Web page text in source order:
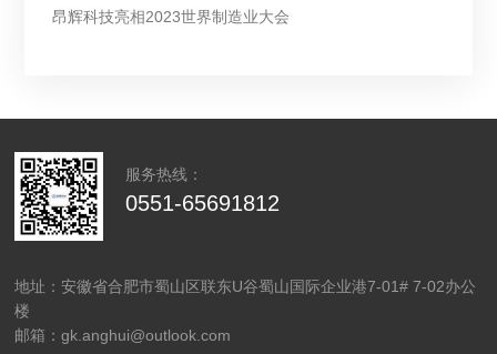
昂辉科技亮相2023世界制造业大会
服务热线：
0551-65691812
地址：安徽省合肥市蜀山区联东U谷蜀山国际企业港7-01# 7-02办公
楼
邮箱：gk.anghui@outlook.com